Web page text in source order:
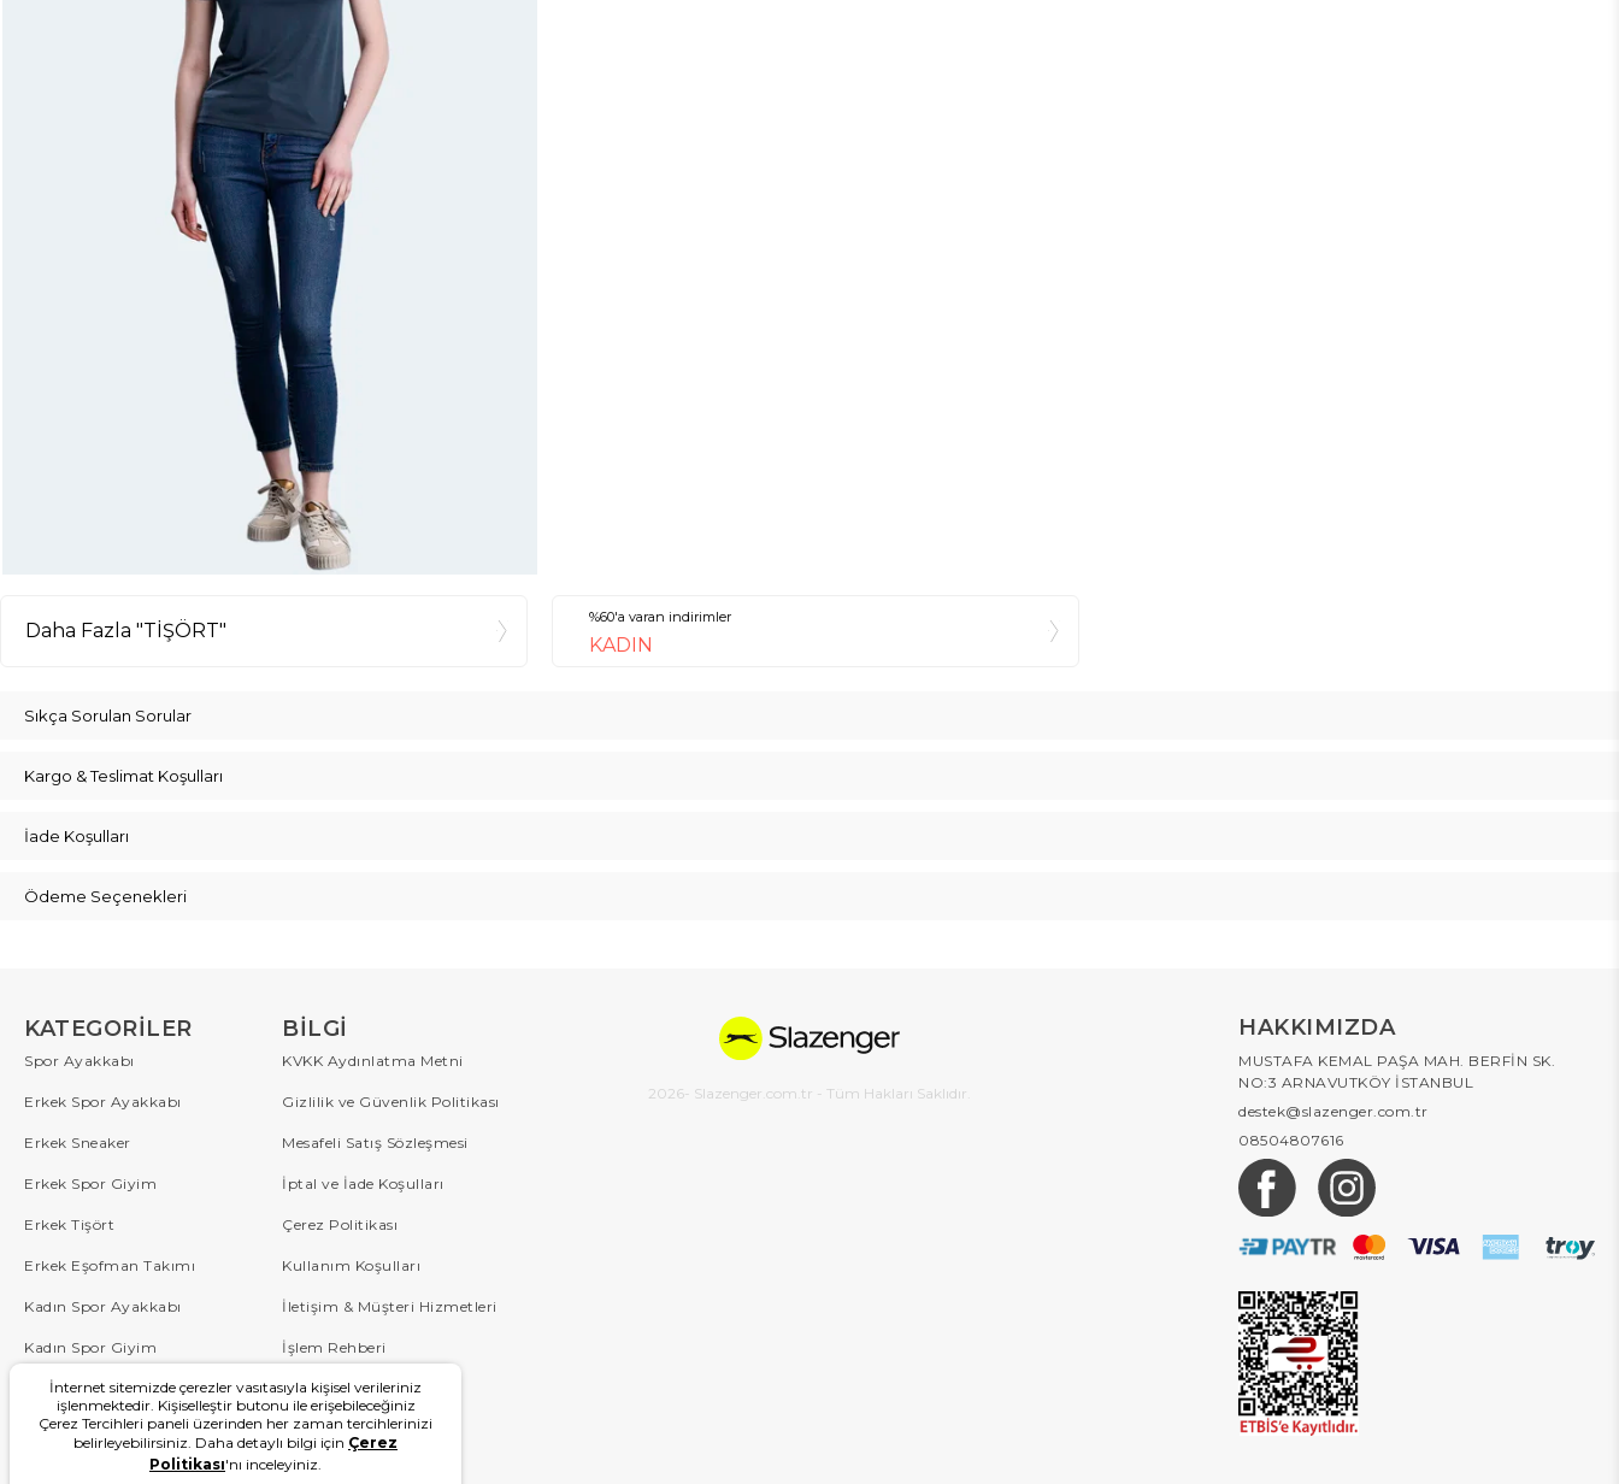
Daha Fazla "TİŞÖRT"
%60'a varan indirimler
KADIN
Sıkça Sorulan Sorular
Kargo & Teslimat Koşulları
İade Koşulları
Ödeme Seçenekleri
KATEGORILER
Spor Ayakkabı
Erkek Spor Ayakkabı
Erkek Sneaker
Erkek Spor Giyim
Erkek Tişört
Erkek Eşofman Takımı
Kadın Spor Ayakkabı
Kadın Spor Giyim
Çocuk
Blog
BILGI
KVKK Aydınlatma Metni
Gizlilik ve Güvenlik Politikası
Mesafeli Satış Sözleşmesi
İptal ve İade Koşulları
Çerez Politikası
Kullanım Koşulları
İletişim & Müşteri Hizmetleri
İşlem Rehberi
Sipariş Takip
Sıkça Sorulan Sorular
Kampanyalar
2026- Slazenger.com.tr - Tüm Hakları Saklıdır.
HAKKIMIZDA
MUSTAFA KEMAL PAŞA MAH. BERFİN SK.
NO:3 ARNAVUTKÖY İSTANBUL
destek@slazenger.com.tr
08504807616
İnternet sitemizde çerezler vasıtasıyla kişisel verileriniz
işlenmektedir. Kişiselleştir butonu ile erişebileceğiniz
Çerez Tercihleri paneli üzerinden her zaman tercihlerinizi
belirleyebilirsiniz. Daha detaylı bilgi için Çerez
Politikası'nı inceleyiniz.